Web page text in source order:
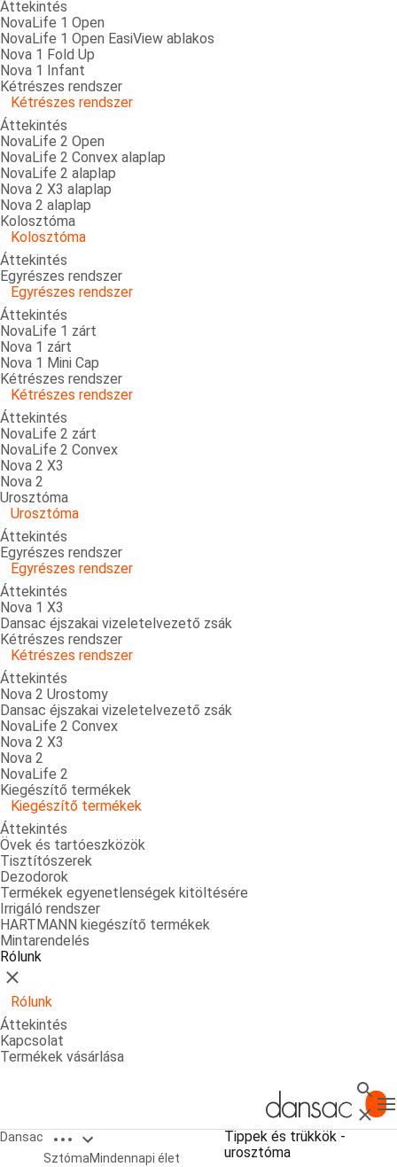
Áttekintés
NovaLife 1 Open
NovaLife 1 Open EasiView ablakos
Nova 1 Fold Up
Nova 1 Infant
Kétrészes rendszer
Kétrészes rendszer
Áttekintés
NovaLife 2 Open
NovaLife 2 Convex alaplap
NovaLife 2 alaplap
Nova 2 X3 alaplap
Nova 2 alaplap
Kolosztóma
Kolosztóma
Áttekintés
Egyrészes rendszer
Egyrészes rendszer
Áttekintés
NovaLife 1 zárt
Nova 1 zárt
Nova 1 Mini Cap
Kétrészes rendszer
Kétrészes rendszer
Áttekintés
NovaLife 2 zárt
NovaLife 2 Convex
Nova 2 X3
Nova 2
Urosztóma
Urosztóma
Áttekintés
Egyrészes rendszer
Egyrészes rendszer
Áttekintés
Nova 1 X3
Dansac éjszakai vizeletelvezető zsák
Kétrészes rendszer
Kétrészes rendszer
Áttekintés
Nova 2 Urostomy
Dansac éjszakai vizeletelvezető zsák
NovaLife 2 Convex
Nova 2 X3
Nova 2
NovaLife 2
Kiegészítő termékek
Kiegészítő termékek
Áttekintés
Övek és tartóeszközök
Tisztítószerek
Dezodorok
Termékek egyenetlenségek kitöltésére
Irrigáló rendszer
HARTMANN kiegészítő termékek
Mintarendelés
Rólunk
Bezárás
Rólunk
Áttekintés
Kapcsolat
Termékek vásárlása
Dansac Open breadcrumbs
SztómaMindennapi élet
Tippek és trükkök -
urosztóma
Urosztóma